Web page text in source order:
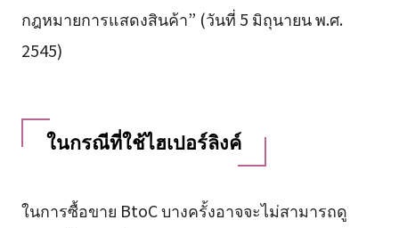
กฎหมายการแสดงสินค้า” (วันที่ 5 มิถุนายน พ.ศ.
2545)
ในกรณีที่ใช้ไฮเปอร์ลิงค์
ในการซื้อขาย BtoC บางครั้งอาจจะไม่สามารถดู